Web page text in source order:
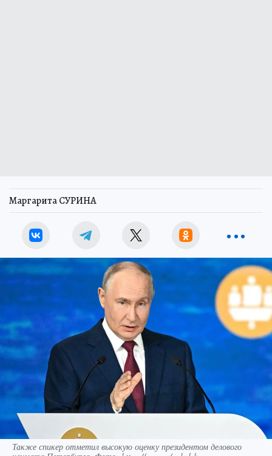
Маргарита СУРИНА
Также спикер отметил высокую оценку президентом делового